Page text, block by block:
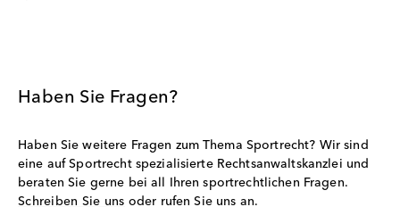
Haben Sie Fragen?
Haben Sie weitere Fragen zum Thema Sportrecht? Wir sind
eine auf Sportrecht spezialisierte Rechtsanwaltskanzlei und
beraten Sie gerne bei all Ihren sportrechtlichen Fragen.
Schreiben Sie uns oder rufen Sie uns an.